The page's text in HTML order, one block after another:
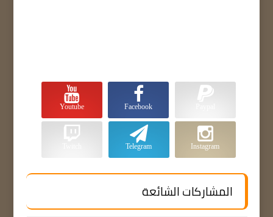
Facebook
Youtube
Instagram
Telegram
المشاركات الشائعة